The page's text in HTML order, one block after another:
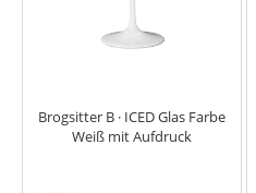
Brogsitter B · ICED Glas Farbe
Weiß mit Aufdruck